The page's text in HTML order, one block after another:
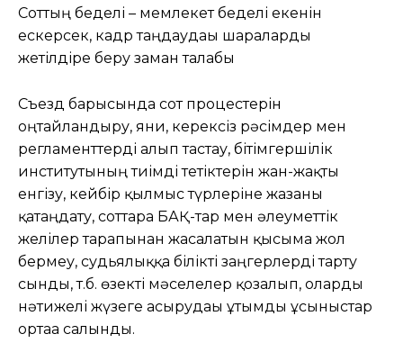
Соттың беделі – мемлекет беделі екенін
ескерсек, кадр таңдаудағы шараларды
жетілдіре беру заман талабы
Съезд барысында сот процестерін
оңтайландыру, яғни, керексіз рәсімдер мен
регламенттерді алып тастау, бітімгершілік
институтының тиімді тетіктерін жан-жақты
енгізу, кейбір қылмыс түрлеріне жазаны
қатаңдату, соттарға БАҚ-тар мен әлеуметтік
желілер тарапынан жасалатын қысымға жол
бермеу, судьялыққа білікті заңгерлерді тарту
сынды, т.б. өзекті мәселелер қозғалып, оларды
нәтижелі жүзеге асырудағы ұтымды ұсыныстар
ортаға салынды.